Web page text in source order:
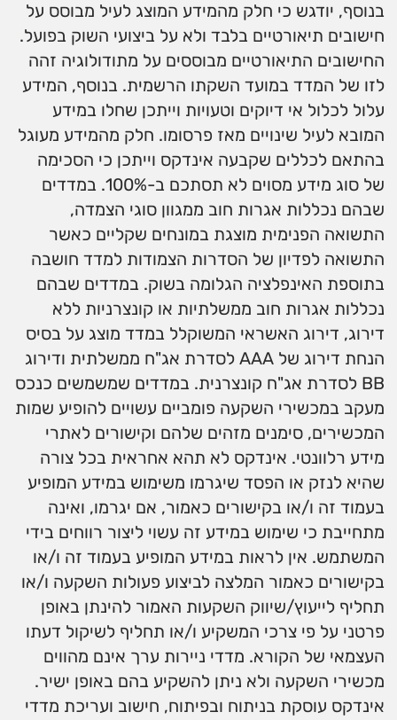
בנוסף, יודגש כי חלק מהמידע המוצג לעיל מבוסס על
חישובים תיאורטיים בלבד ולא על ביצועי השוק בפועל.
החישובים התיאורטיים מבוססים על מתודולוגיה זהה
לזו של המדד במועד השקתו הרשמית. בנוסף, המידע
עלול לכלול אי דיוקים וטעויות וייתכן שחלו במידע
המובא לעיל שינויים מאז פרסומו. חלק מהמידע מעוגל
בהתאם לכללים שקבעה אינדקס וייתכן כי הסכימה
של סוג מידע מסוים לא תסתכם ב-100%. במדדים
שבהם נכללות אגרות חוב ממגוון סוגי הצמדה,
התשואה הפנימית מוצגת במונחים שקליים כאשר
התשואה לפדיון של הסדרות הצמודות למדד חושבה
בתוספת האינפלציה הגלומה בשוק. במדדים שבהם
נכללות אגרות חוב ממשלתיות או קונצרניות ללא
דירוג, דירוג האשראי המשוקלל במדד מוצג על בסיס
הנחת דירוג של AAA לסדרת אג"ח ממשלתית ודירוג
BB לסדרת אג"ח קונצרנית. במדדים שמשמשים כנכס
מעקב במכשירי השקעה פומביים עשויים להופיע שמות
המכשירים, סימנים מזהים שלהם וקישורים לאתרי
מידע רלוונטי. אינדקס לא תהא אחראית בכל צורה
שהיא לנזק או הפסד שיגרמו משימוש במידע המופיע
בעמוד זה ו/או בקישורים כאמור, אם יגרמו, ואינה
מתחייבת כי שימוש במידע זה עשוי ליצור רווחים בידי
המשתמש. אין לראות במידע המופיע בעמוד זה ו/או
בקישורים כאמור המלצה לביצוע פעולות השקעה ו/או
תחליף לייעוץ/שיווק השקעות האמור להינתן באופן
פרטני על פי צרכי המשקיע ו/או תחליף לשיקול דעתו
העצמאי של הקורא. מדדי ניירות ערך אינם מהווים
מכשירי השקעה ולא ניתן להשקיע בהם באופן ישיר.
אינדקס עוסקת בניתוח ובפיתוח, חישוב ועריכת מדדי